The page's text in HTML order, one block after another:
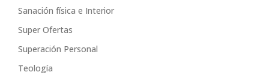
Sanación física e Interior
Super Ofertas
Superación Personal
Teología